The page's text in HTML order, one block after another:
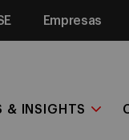
Empresas
& INSIGHTS